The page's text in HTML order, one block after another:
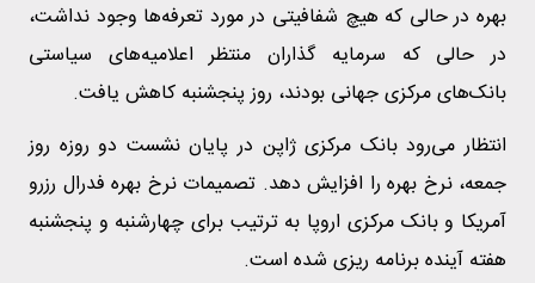
بهره در حالی که هیچ شفافیتی در مورد تعرفه‌ها وجود نداشت،
در حالی که سرمایه گذاران منتظر اعلامیه‌های سیاستی
بانک‌های مرکزی جهانی بودند، روز پنجشنبه کاهش یافت.
انتظار می‌رود بانک مرکزی ژاپن در پایان نشست دو روزه روز
جمعه، نرخ بهره را افزایش دهد. تصمیمات نرخ بهره فدرال رزرو
آمریکا و بانک مرکزی اروپا به ترتیب برای چهارشنبه و پنجشنبه
هفته آینده برنامه ریزی شده است.